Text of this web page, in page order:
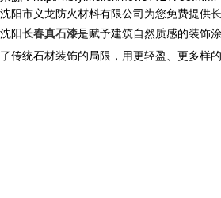
沈阳市义龙防火材料有限公司为您免费提供
沈阳长春真石漆是赋予建筑自然质感的装饰
了传统石材装饰的局限，用更轻盈、更多样